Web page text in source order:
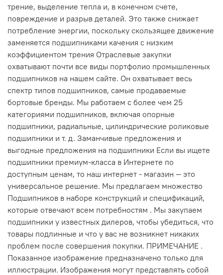
трение, выделение тепла и, в конечном счете,
повреждение и разрыв деталей. Это также снижает
потребление энергии, поскольку скользящее движение
заменяется подшипниками качения с низким
коэффициентом трения Отраслевые закупки
охватывают почти все виды портфолио промышленных
подшипников на нашем сайте. Он охватывает весь
спектр типов подшипников, самые продаваемые
бортовые бренды. Мы работаем с более чем 25
категориями подшипников, включая опорные
подшипники, радиальные, цилиндрические роликовые
подшипники и т. д. Заманчивые предложения и
выгодные предложения на подшипники Если вы ищете
подшипники премиум-класса в Интернете по
доступным ценам, то наш интернет - магазин — это
универсальное решение. Мы предлагаем множество
Подшипников в наборе конструкций и спецификаций,
которые отвечают всем потребностям . Мы закупаем
подшипники у известных дилеров, чтобы убедиться, что
товары подлинные и что у вас не возникнет никаких
проблем после совершения покупки. ПРИМЕЧАНИЕ .
Показанное изображение предназначено только для
иллюстрации. Изображения могут представлять собой